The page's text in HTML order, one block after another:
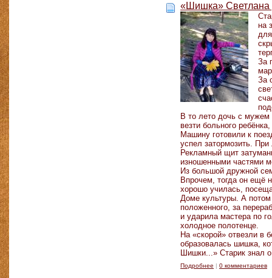
«Шишка» Светлана
на
За
За
В то лето дочь с мужем
везти больного
Машину готовили к
успел затормозить.
Рекламный щит
изношенными частями
Из большой дружной
Впрочем, тогда он ещё
хорошо училась,
Доме культуры. А потом
положенного, за
и ударила мастера по
холодное полотенце.
На «скорой» отвезли в
образовалась шишка,
Шишки...» Старик знал
Подробнее | 0 комментариев